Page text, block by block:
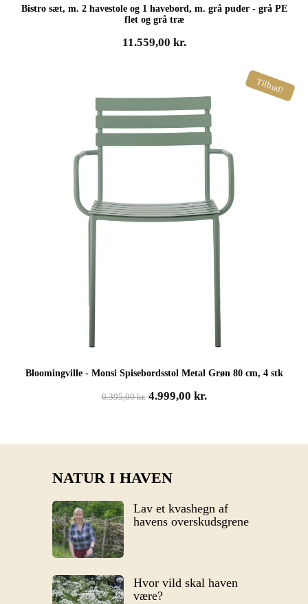
Bistro sæt, m. 2 havestole og 1 havebord, m. grå puder - grå PE
flet og grå træ
11.559,00 kr.
Tilbud!
Bloomingville - Monsi Spisebordsstol Metal Grøn 80 cm, 4 stk
6.395,00kr. Den
4.999,00 kr.Den
NATUR I HAVEN
Lav et kvashegn af
havens overskudsgrene
Hvor vild skal haven
være?